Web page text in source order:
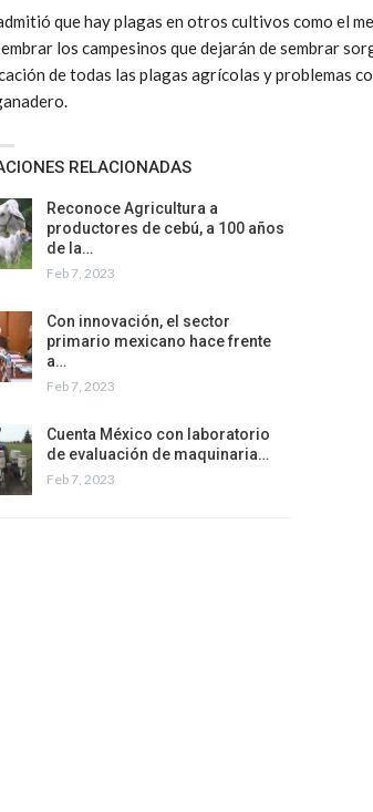
que hay plagas en otros cultivos como el
los campesinos que dejarán de sembrar
de todas las plagas agrícolas y problemas
RELACIONADAS
Reconoce Agricultura a
productores de cebú, a 100 años
de la…
Feb 7, 2023
Con innovación, el sector
primario mexicano hace frente
a…
Feb 7, 2023
Cuenta México con laboratorio
de evaluación de maquinaria…
Feb 7, 2023